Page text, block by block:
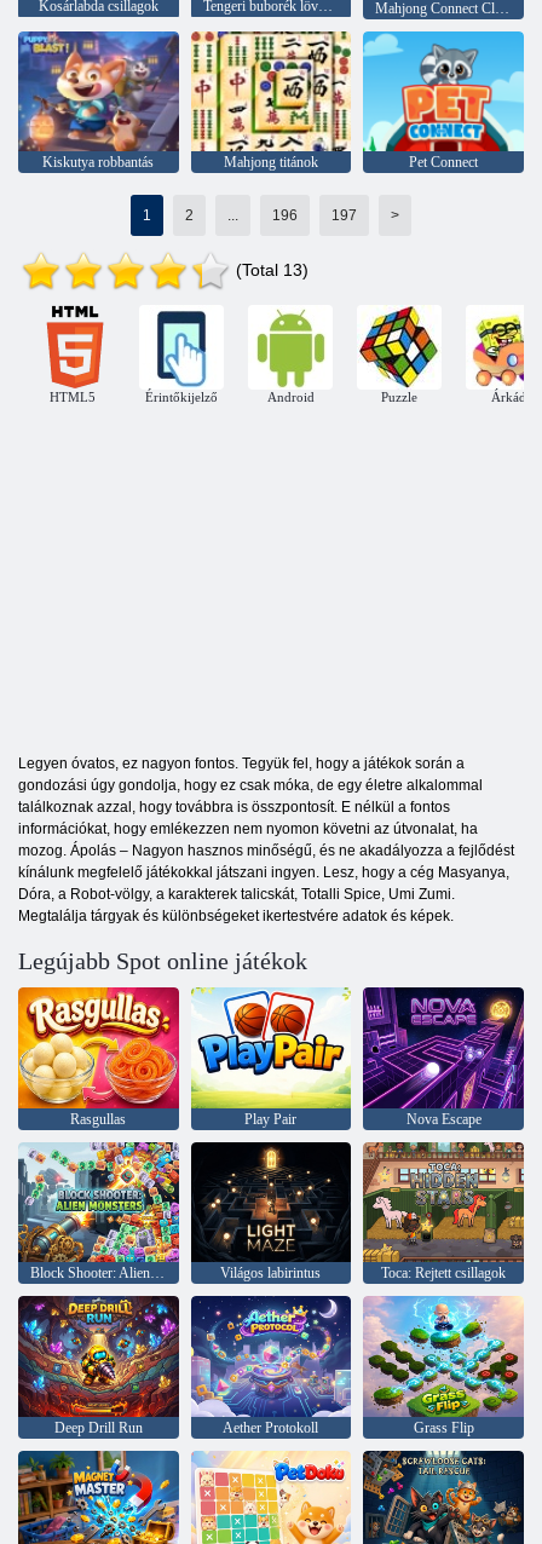
Kosárlabda csillagok Tengeri buborék lövöldözős
Kiskutya robbantás Mahjong titánok Pet Connect
1 2 ... 196 197 >
(Total 13)
HTML5 Érintőkijelző Android Puzzle Árkád
Legyen óvatos, ez nagyon fontos. Tegyük fel, hogy a játékok során a
gondozási úgy gondolja, hogy ez csak móka, de egy életre alkalommal
találkoznak azzal, hogy továbbra is összpontosít. E nélkül a fontos
információkat, hogy emlékezzen nem nyomon követni az útvonalat, ha
mozog. Ápolás – Nagyon hasznos minőségű, és ne akadályozza a fejlődést
kínálunk megfelelő játékokkal játszani ingyen. Lesz, hogy a cég Masyanya,
Dóra, a Robot-völgy, a karakterek talicskát, Totalli Spice, Umi Zumi.
Megtalálja tárgyak és különbségeket ikertestvére adatok és képek.
Legújabb Spot online játékok
Rasgullas Play Pair Nova Escape
Block Shooter: Alien Monsters Világos labirintus Toca: Rejtett csillagok
Deep Drill Run Aether Protokoll Grass Flip